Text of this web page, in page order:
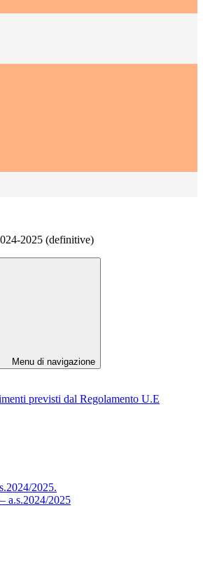
2025 (definitive)
Menu di navigazione
previsti dal Regolamento U.E
2025.
a.s.2024/2025